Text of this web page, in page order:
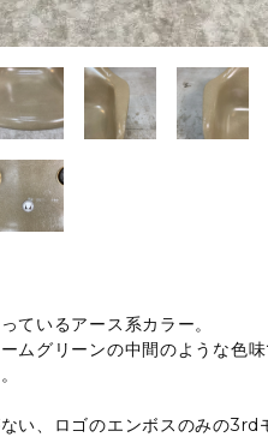
ているアース系カラー。
ムグリーンの中間のような色
い、ロゴのエンボスのみの3rd